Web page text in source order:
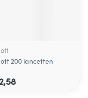
200 lancetten